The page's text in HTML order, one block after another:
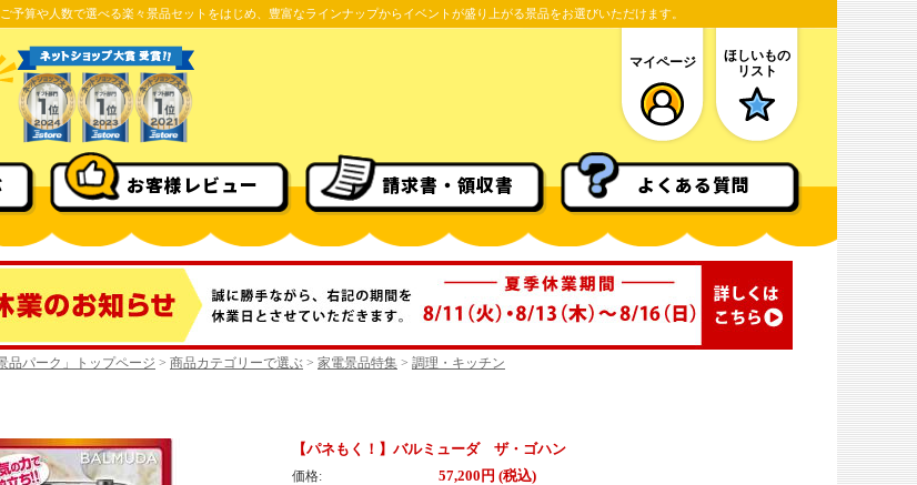
算や人数で選べる楽々景品セットをはじめ、豊富なラインナップからイベントが盛り上がる景品をお選びいただけます。
マイページ
ほしいもの
リスト
お客様レビュー 請求書・領収書 よくある質問
品パーク」トップページ > 商品カテゴリーで選ぶ > 家電景品特集 > 調理・キッチン
【パネもく！】バルミューダ ザ・ゴハン
価格: 57,200円 (税込)